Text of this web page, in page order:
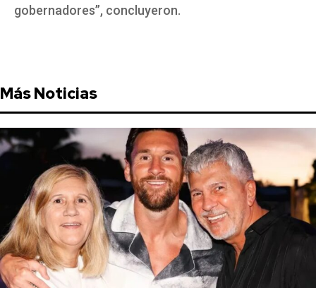
gobernadores”, concluyeron.
Más Noticias